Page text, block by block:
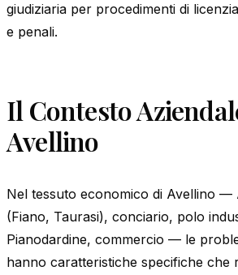
giudiziaria per procedimenti di
e penali.
Il Contesto
Avellino
Nel tessuto economico di Avellino —
(Fiano, Taurasi), conciario, polo
Pianodardine, commercio — le
hanno caratteristiche specifiche che